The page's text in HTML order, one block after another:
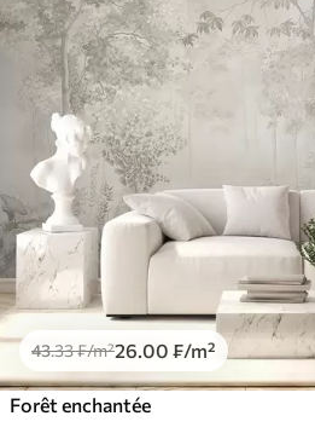
43.33₣/m²26 .00 ₣/m²
Forêt enchantée